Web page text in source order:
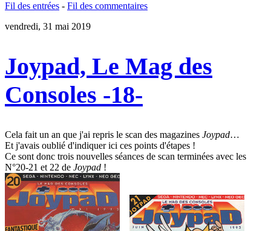
Fil des entrées - Fil des commentaires
vendredi, 31 mai 2019
Joypad, Le Mag des
Consoles -18-
Cela fait un an que j'ai repris le scan des magazines Joypad…
Et j'avais oublié d'indiquer ici ces points d'étapes !
Ce sont donc trois nouvelles séances de scan terminées avec les
N°20-21 et 22 de Joypad !